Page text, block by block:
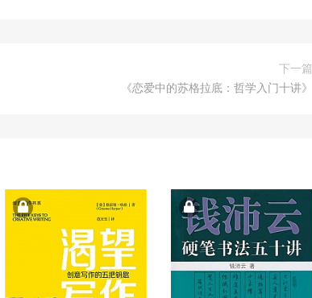
下一篇
《恋爱中的苏格拉底：哲学入门十讲》